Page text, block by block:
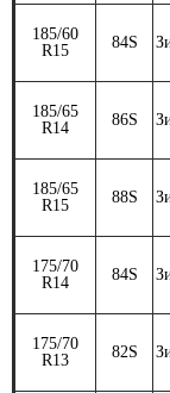
185/60
R15
84S
185/65
R14
86S
185/65
R15
88S
175/70
R14
84S
175/70
R13
82S